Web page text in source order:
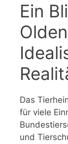
Ein
Das
für viele
und